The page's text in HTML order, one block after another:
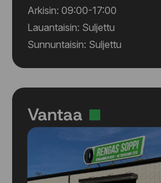
Arkisin: 09:00-17:00
Lauantaisin: Suljettu
Sunnuntaisin: Suljettu
Vantaa